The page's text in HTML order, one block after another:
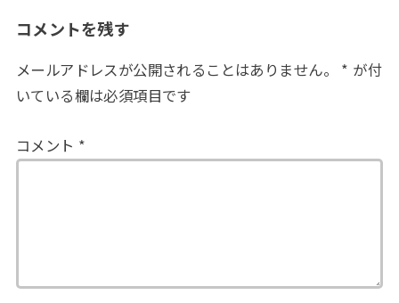
コメントを残す
メールアドレスが公開されることはありません。 * が付
いている欄は必須項目です
コメント *